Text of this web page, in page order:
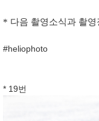
* 다음 촬영소식과 촬
#heliophoto
* 19번